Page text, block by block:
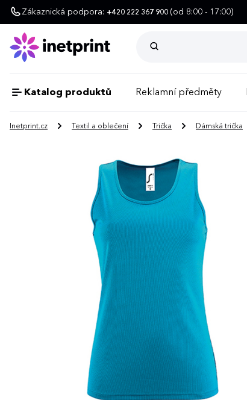
Zákaznická podpora: +420 222 367 900 (od 8:00 - 17:00)
Katalog produktů Reklamní předměty
Inetprint.cz Textil a oblečení Trička Dámská trička